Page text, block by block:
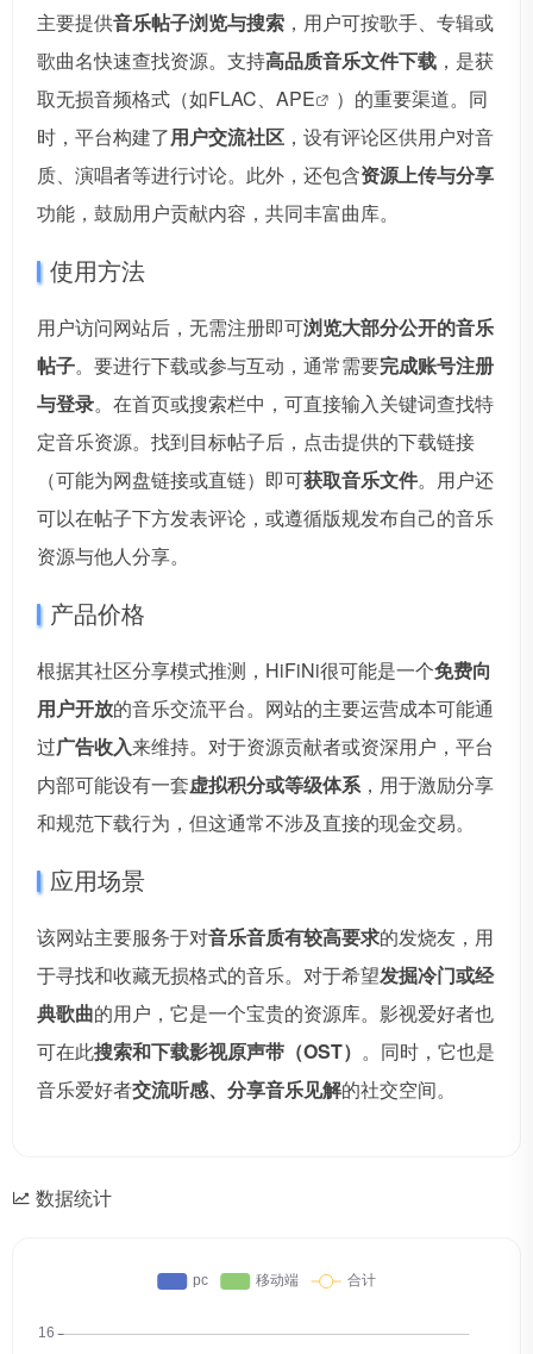
主要提供音乐帖子浏览与搜索 ，用户可按歌手、专辑或
歌曲名快速查找资源。支持高品质音乐文件下载 ，是获
取无损音频格式（如FLAC、APE
）的重要渠道。同
时，平台构建了用户交流社区 ，设有评论区供用户对音
质、演唱者等进行讨论。此外，还包含资源上传与分享
功能，鼓励用户贡献内容，共同丰富曲库。
使用方法
用户访问网站后，无需注册即可浏览大部分公开的音乐
帖子。要进行下载或参与互动，通常需要完成账号注册
与登录。在首页或搜索栏中，可直接输入关键词查找特
定音乐资源。找到目标帖子后，点击提供的下载链接
（可能为网盘链接或直链）即可获取音乐文件。用户还
可以在帖子下方发表评论，或遵循版规发布自己的音乐
资源与他人分享。
产品价格
根据其社区分享模式推测，HiFiNi很可能是一个免费向
用户开放的音乐交流平台。网站的主要运营成本可能通
过广告收入来维持。对于资源贡献者或资深用户，平台
内部可能设有一套虚拟积分或等级体系，用于激励分享
和规范下载行为，但这通常不涉及直接的现金交易。
应用场景
该网站主要服务于对音乐音质有较高要求的发烧友，用
于寻找和收藏无损格式的音乐。对于希望发掘冷门或经
典歌曲的用户，它是一个宝贵的资源库。影视爱好者也
可在此搜索和下载影视原声带（OST） 。同时，它也是
音乐爱好者交流听感、分享音乐见解的社交空间。
数据统计